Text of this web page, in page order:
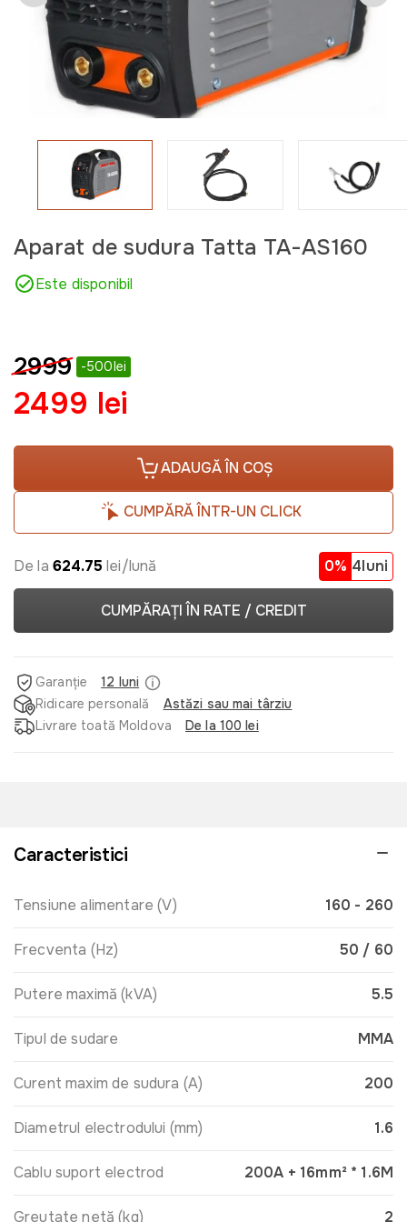
Aparat de sudura Tatta TA-AS160
Este disponibil
2999 -500lei
2499 lei
ADAUGĂ ÎN COȘ
CUMPĂRĂ ÎNTR-UN CLICK
De la 624.75 lei/lună 0% 4luni
CUMPĂRAȚI ÎN RATE / CREDIT
Garanție
12 luni
Ridicare personală
Astăzi sau mai târziu
Livrare toată Moldova
De la 100 lei
Caracteristici
Tensiune alimentare (V) 160 - 260
Frecventa (Hz) 50 / 60
Putere maximă (kVA) 5.5
Tipul de sudare MMA
Curent maxim de sudura (A) 200
Diametrul electrodului (mm) 1.6
Cablu suport electrod 200A + 16mm² * 1.6M
Greutate netă (kg) 2